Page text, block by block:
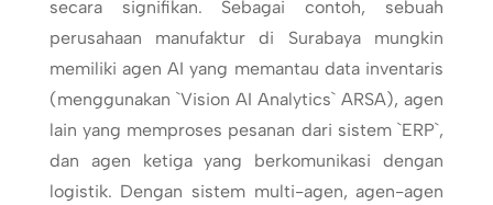
secara signifikan. Sebagai contoh, sebuah
perusahaan manufaktur di Surabaya mungkin
memiliki agen AI yang memantau data inventaris
(menggunakan `Vision AI Analytics` ARSA), agen
lain yang memproses pesanan dari sistem `ERP`,
dan agen ketiga yang berkomunikasi dengan
logistik. Dengan sistem multi-agen, agen-agen